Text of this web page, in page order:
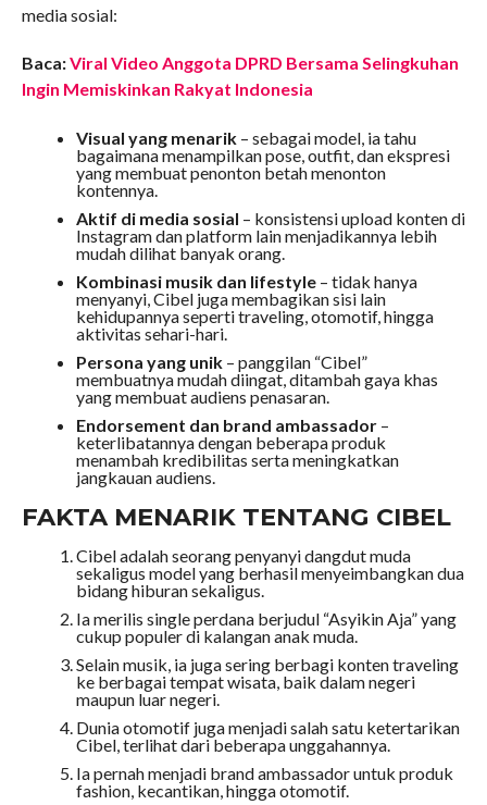
media sosial:
Baca:Viral Video Anggota DPRD Bersama Selingkuhan
Ingin Memiskinkan Rakyat Indonesia
Visual yang menarik– sebagai model, ia tahu
bagaimana menampilkan pose, outfit, dan ekspresi
yang membuat penonton betah menonton
kontennya.
Aktif di media sosial – konsistensi upload konten di
Instagram dan platform lain menjadikannya lebih
mudah dilihat banyak orang.
Kombinasi musik dan lifestyle– tidak hanya
menyanyi, Cibel juga membagikan sisi lain
kehidupannya seperti traveling, otomotif, hingga
aktivitas sehari-hari.
Persona yang unik– panggilan “Cibel”
membuatnya mudah diingat, ditambah gaya khas
yang membuat audiens penasaran.
Endorsement dan brand ambassador–
keterlibatannya dengan beberapa produk
menambah kredibilitas serta meningkatkan
jangkauan audiens.
FAKTA MENARIK TENTANG CIBEL
Cibel adalah seorang penyanyi dangdut muda
sekaligus model yang berhasil menyeimbangkan dua
bidang hiburan sekaligus.
Ia merilis single perdana berjudul “Asyikin Aja” yang
cukup populer di kalangan anak muda.
Selain musik, ia juga sering berbagi konten traveling
ke berbagai tempat wisata, baik dalam negeri
maupun luar negeri.
Dunia otomotif juga menjadi salah satu ketertarikan
Cibel, terlihat dari beberapa unggahannya.
Ia pernah menjadi brand ambassador untuk produk
fashion, kecantikan, hingga otomotif.